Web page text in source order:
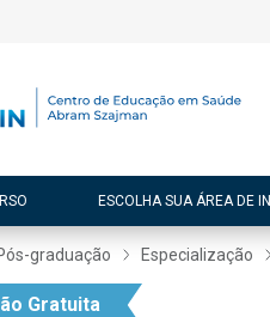
ESCOLHA SUA ÁREA DE
graduação Especialização
Gratuita